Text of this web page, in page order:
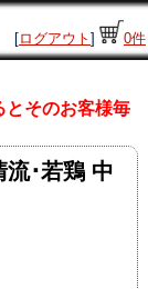
[ログアウト ] 0件
とそのお客様毎
･若鶏 中